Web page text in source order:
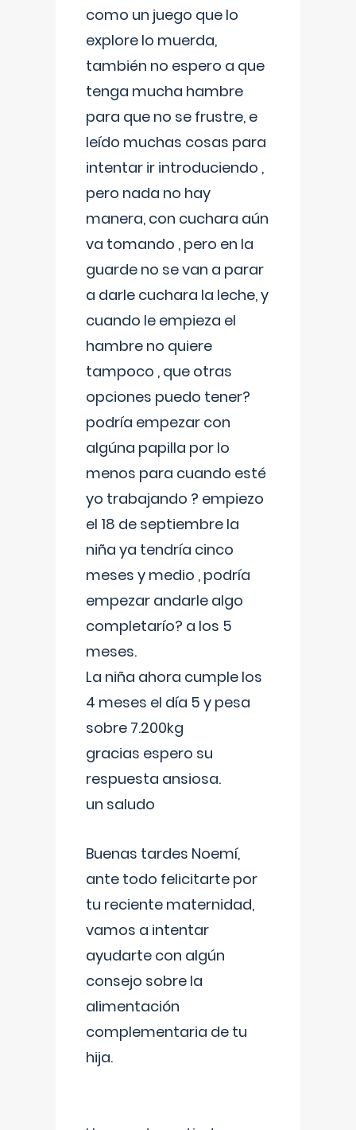
como un juego que lo
explore lo muerda,
también no espero a que
tenga mucha hambre
para que no se frustre, e
leído muchas cosas para
intentar ir introduciendo ,
pero nada no hay
manera, con cuchara aún
va tomando , pero en la
guarde no se van a parar
a darle cuchara la leche, y
cuando le empieza el
hambre no quiere
tampoco , que otras
opciones puedo tener?
podría empezar con
algúna papilla por lo
menos para cuando esté
yo trabajando ? empiezo
el 18 de septiembre la
niña ya tendría cinco
meses y medio , podría
empezar andarle algo
completarío? a los 5
meses.
La niña ahora cumple los
4 meses el día 5 y pesa
sobre 7.200kg
gracias espero su
respuesta ansiosa.
un saludo
Buenas tardes Noemí,
ante todo felicitarte por
tu reciente maternidad,
vamos a intentar
ayudarte con algún
consejo sobre la
alimentación
complementaria de tu
hija.